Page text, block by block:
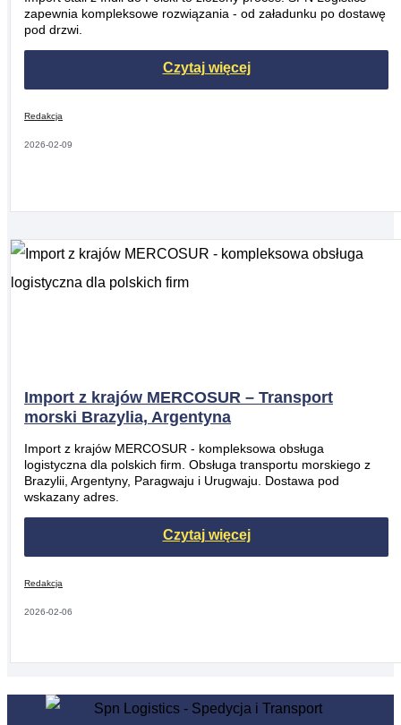
zapewnia kompleksowe rozwiązania - od załadunku po dostawę
pod drzwi.
Czytaj więcej
Redakcja
2026-02-09
Import z krajów MERCOSUR – Transport
morski Brazylia, Argentyna
Import z krajów MERCOSUR - kompleksowa obsługa
logistyczna dla polskich firm. Obsługa transportu morskiego z
Brazylii, Argentyny, Paragwaju i Urugwaju. Dostawa pod
wskazany adres.
Czytaj więcej
Redakcja
2026-02-06